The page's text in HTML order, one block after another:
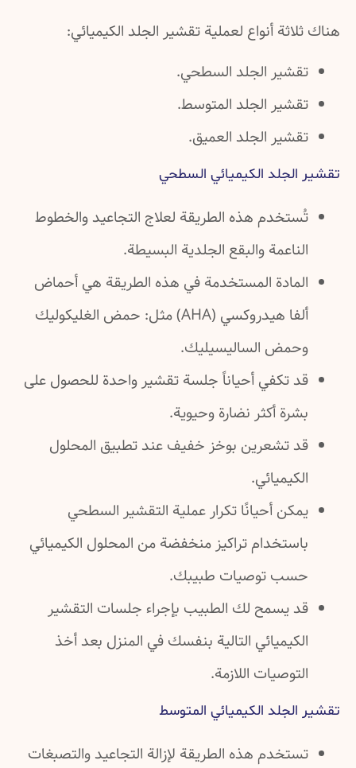
هناك ثلاثة أنواع لعملية تقشير الجلد الكيميائي:
تقشير الجلد السطحي.
تقشير الجلد المتوسط.
تقشير الجلد العميق.
تقشير الجلد الكيميائي السطحي
تُستخدم هذه الطريقة لعلاج التجاعيد والخطوط
الناعمة والبقع الجلدية البسيطة.
المادة المستخدمة في هذه الطريقة هي أحماض
ألفا هيدروكسي (AHA) مثل: حمض الغليكوليك
وحمض الساليسيليك.
قد تكفي أحياناً جلسة تقشير واحدة للحصول على
بشرة أكثر نضارة وحيوية.
قد تشعرين بوخز خفيف عند تطبيق المحلول
الكيميائي.
يمكن أحيانًا تكرار عملية التقشير السطحي
باستخدام تراكيز منخفضة من المحلول الكيميائي
حسب توصيات طبيبك.
قد يسمح لك الطبيب بإجراء جلسات التقشير
الكيميائي التالية بنفسك في المنزل بعد أخذ
التوصيات اللازمة.
تقشير الجلد الكيميائي المتوسط
تستخدم هذه الطريقة لإزالة التجاعيد والتصبغات